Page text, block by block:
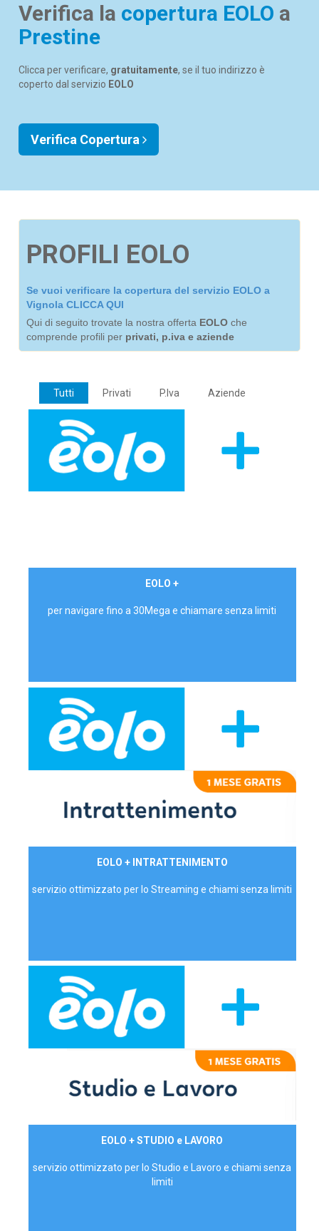
Verifica la copertura EOLO a
Prestine
Clicca per verificare, gratuitamente, se il tuo indirizzo è
coperto dal servizio EOLO
Verifica Copertura
PROFILI EOLO
Se vuoi verificare la copertura del servizio EOLO a
Vignola CLICCA QUI
Qui di seguito trovate la nostra offerta EOLO che
comprende profili per privati, p.iva e aziende
Tutti Privati P.Iva Aziende
EOLO +
per navigare fino a 30Mega e chiamare senza limiti
EOLO + INTRATTENIMENTO
servizio ottimizzato per lo Streaming e chiami senza limiti
EOLO + STUDIO e LAVORO
servizio ottimizzato per lo Studio e Lavoro e chiami senza
limiti